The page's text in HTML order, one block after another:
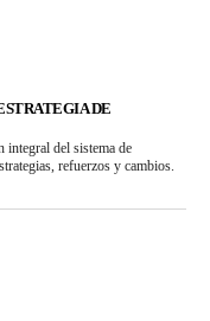
DE
integral del sistema de
refuerzos y cambios.